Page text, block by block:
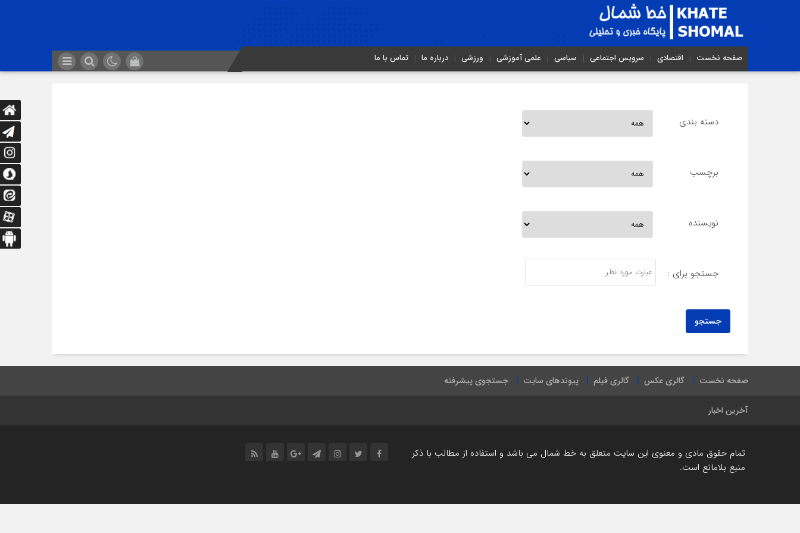
صفحه نخست اقتصادی سرویس اجتماعی سیاسی علمی آموزشی ورزشی درباره ما تماس با ما
دسته بندی
برچسب
نویسنده
جستجو برای :
صفحه نخست گالری عکس گالری فیلم پیوندهای سایت جستجوی پیشرفته
آخرین اخبار
تمام حقوق مادی و معنوی این سایت متعلق به خط شمال می باشد و استفاده از مطالب با ذکر
منبع بلامانع است.